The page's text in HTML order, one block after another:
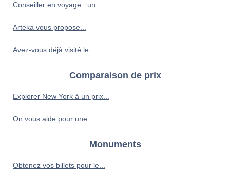
Conseiller en voyage : un...
Arteka vous propose...
Avez-vous déjà visité le...
Comparaison de prix
Explorer New York à un prix...
On vous aide pour une...
Monuments
Obtenez vos billets pour le...